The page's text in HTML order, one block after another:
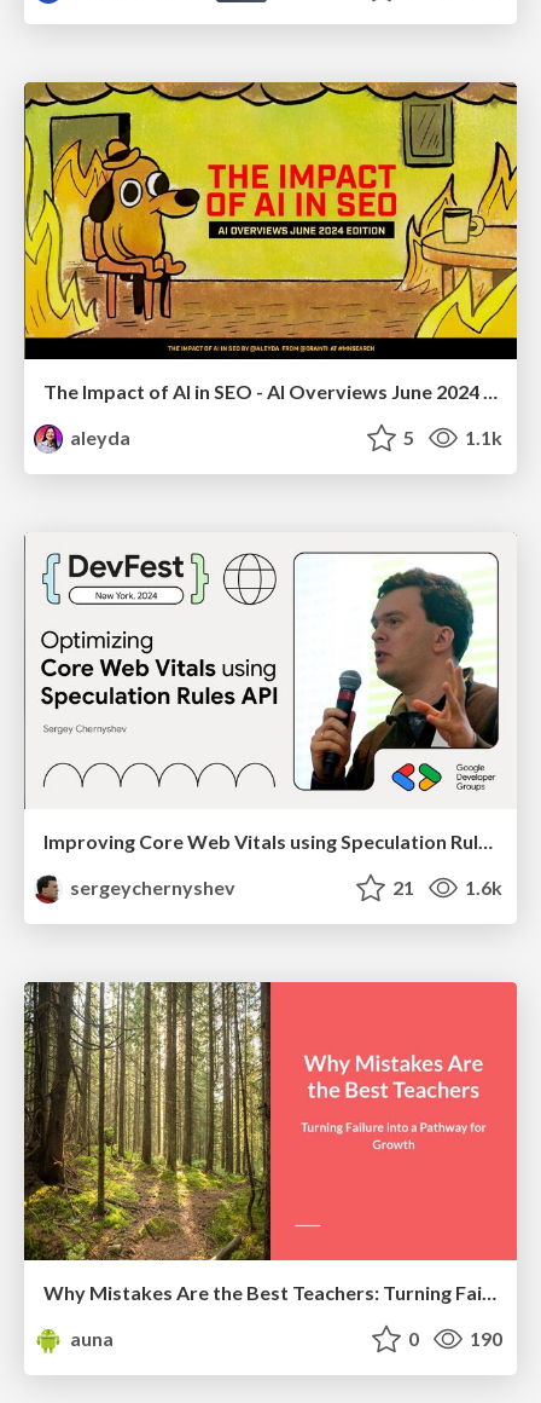
The Impact of AI in SEO - AI Overviews June 2024 Edition
aleyda
5 1.1k
Improving Core Web Vitals using Speculation Rules API
sergeychernyshev
21 1.6k
auna
0 190